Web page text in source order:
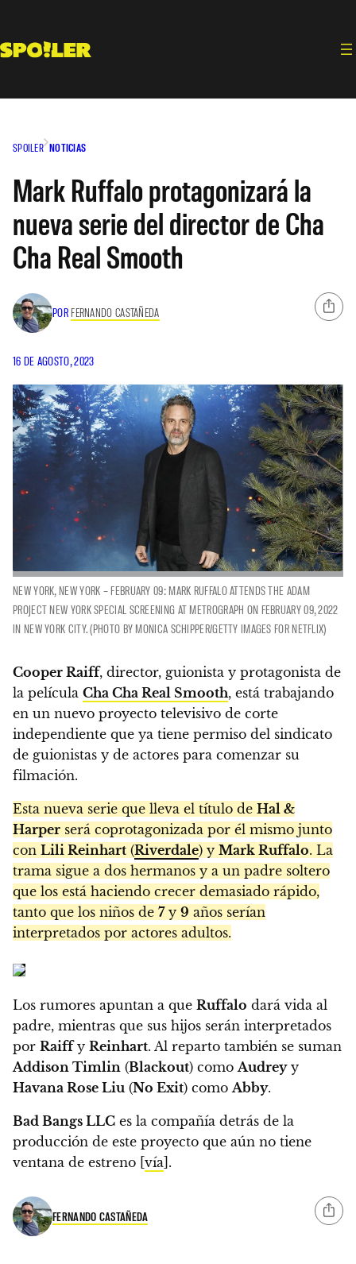
contenido
SPOILER NOTICIAS
Mark Ruffalo protagonizará la
nueva serie del director de Cha
Cha Real Smooth
POR FERNANDO CASTAÑEDA
16 DE AGOSTO, 2023
NEW YORK, NEW YORK – FEBRUARY 09: MARK RUFFALO ATTENDS THE ADAM
PROJECT NEW YORK SPECIAL SCREENING AT METROGRAPH ON FEBRUARY 09, 2022
IN NEW YORK CITY. (PHOTO BY MONICA SCHIPPER/GETTY IMAGES FOR NETFLIX)
Cooper Raiff, director, guionista y protagonista de
la película Cha Cha Real Smooth, está trabajando
en un nuevo proyecto televisivo de corte
independiente que ya tiene permiso del sindicato
de guionistas y de actores para comenzar su
filmación.
Esta nueva serie que lleva el título de Hal &
Harper será coprotagonizada por él mismo junto
con Lili Reinhart (Riverdale) y Mark Ruffalo. La
trama sigue a dos hermanos y a un padre soltero
que los está haciendo crecer demasiado rápido,
tanto que los niños de 7y 9 años serían
interpretados por actores adultos.
Los rumores apuntan a que Ruffalo dará vida al
padre, mientras que sus hijos serán interpretados
por Raiffy Reinhart. Al reparto también se suman
Addison Timlin (Blackout) como Audreyy
Havana Rose Liu (No Exit) como Abby.
Bad Bangs LLC es la compañía detrás de la
producción de este proyecto que aún no tiene
ventana de estreno [vía].
FERNANDO CASTAÑEDA